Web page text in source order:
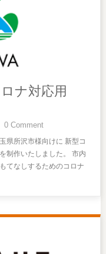
ナ対応用
0 Comment
県所沢市様向けに 新型コ
制作いたしました。 市内
てなしするためのコロナ